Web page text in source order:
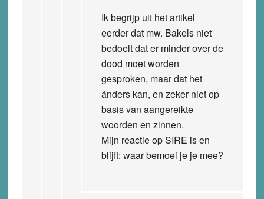
Ik begrijp uit het artikel
eerder dat mw. Bakels niet
bedoelt dat er minder over de
dood moet worden
gesproken, maar dat het
ánders kan, en zeker niet op
basis van aangereikte
woorden en zinnen.
Mijn reactie op SIRE is en
blijft: waar bemoei je je mee?